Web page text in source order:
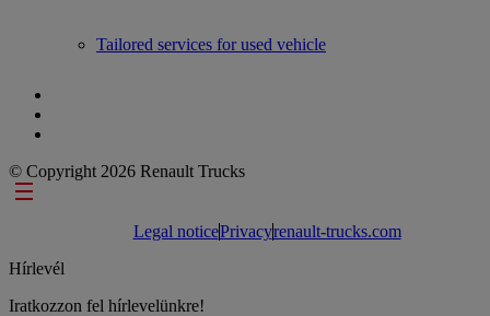
Tailored services for used vehicle
© Copyright 2026 Renault Trucks
Footer links
Legal noticePrivacyrenault-trucks.com
Hírlevél
Iratkozzon fel hírlevelünkre!